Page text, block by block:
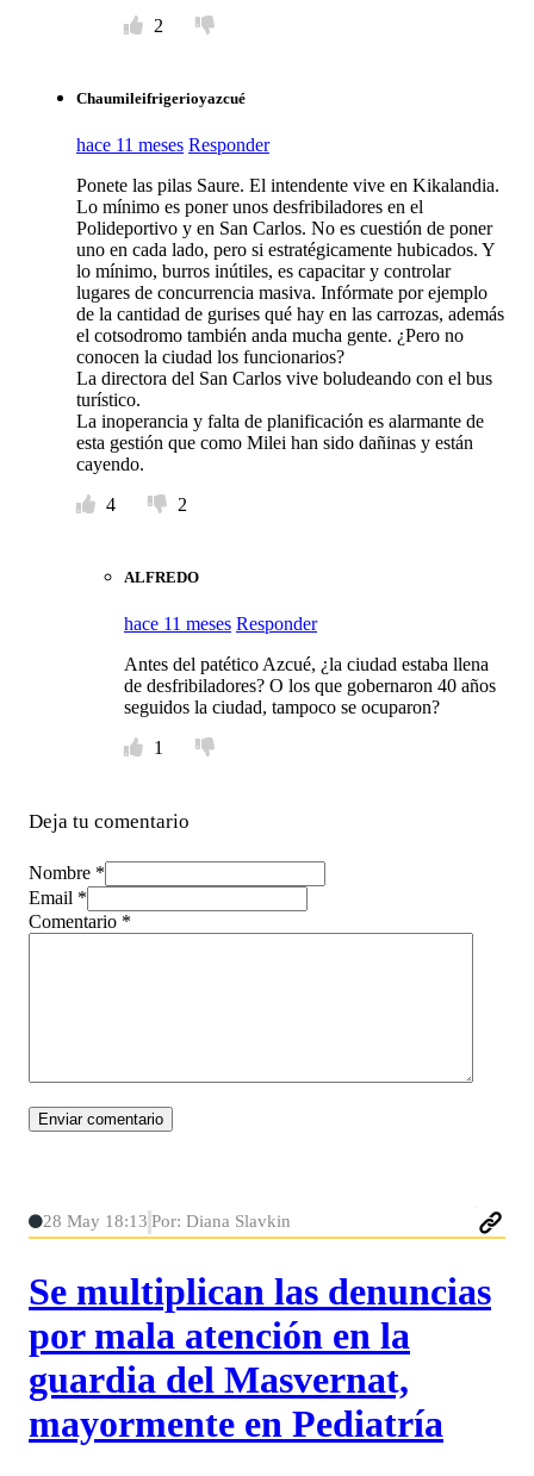
2
Chaumileifrigerioyazcué
hace 11 meses Responder
Ponete las pilas Saure. El intendente vive en Kikalandia.
Lo mínimo es poner unos desfribiladores en el
Polideportivo y en San Carlos. No es cuestión de poner
uno en cada lado, pero si estratégicamente hubicados. Y
lo mínimo, burros inútiles, es capacitar y controlar
lugares de concurrencia masiva. Infórmate por ejemplo
de la cantidad de gurises qué hay en las carrozas, además
el cotsodromo también anda mucha gente. ¿Pero no
conocen la ciudad los funcionarios?
La directora del San Carlos vive boludeando con el bus
turístico.
La inoperancia y falta de planificación es alarmante de
esta gestión que como Milei han sido dañinas y están
cayendo.
4
2
ALFREDO
hace 11 meses Responder
Antes del patético Azcué, ¿la ciudad estaba llena
de desfribiladores? O los que gobernaron 40 años
seguidos la ciudad, tampoco se ocuparon?
1
Deja tu comentario
Nombre *
Email *
Comentario *
28 May 18:13 Por: Diana Slavkin
Se multiplican las denuncias
por mala atención en la
guardia del Masvernat,
mayormente en Pediatría